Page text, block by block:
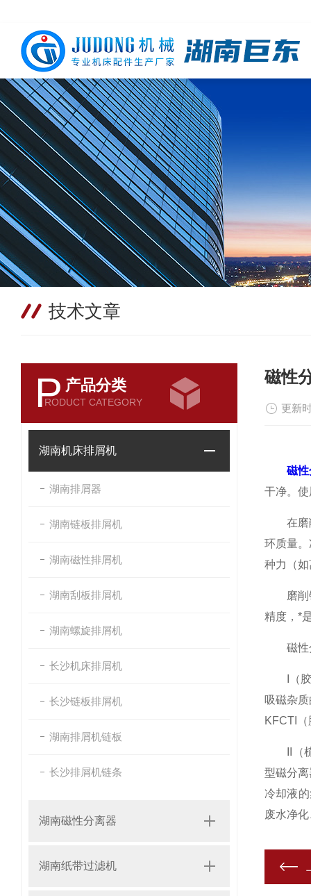
技术文章
P 产品分类
RODUCT CATEGORY
湖南机床排屑机
湖南排屑器
湖南链板排屑机
湖南磁性排屑机
湖南刮板排屑机
湖南螺旋排屑机
长沙机床排屑机
长沙链板排屑机
湖南排屑机链板
长沙排屑机链条
湖南磁性分离器
湖南纸带过滤机
磁性
更新
磁
干净。
在磨削
环质量
种力（
磨削铁
精度，*
磁性分
I（胶辊
吸磁杂
KFCTI
II（梳
型磁分
冷却液
废水净